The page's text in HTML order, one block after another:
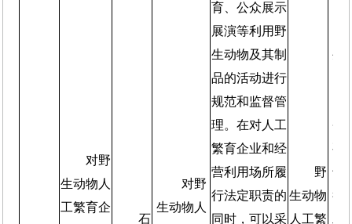
对野
生动物人
工繁育企
石
对野
生动物人
育、公众展示
展演等利用野
生动物及其制
品的活动进行
规范和监督管
理。在对人工
繁育企业和经
营利用场所履
行法定职责的
同时，可以采
野
生动物
人工繁
生
省
要
专
行